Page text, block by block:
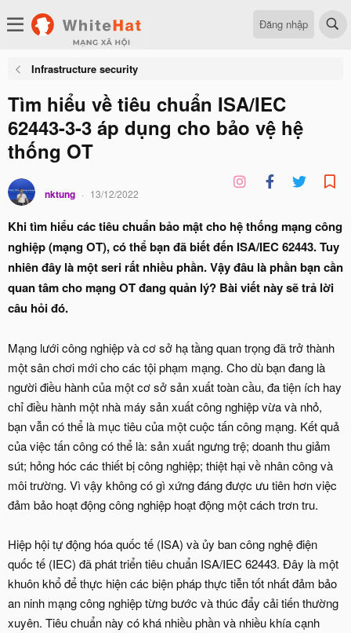
Đăng nhập
Infrastructure security
Tìm hiểu về tiêu chuẩn ISA/IEC
62443-3-3 áp dụng cho bảo vệ hệ
thống OT
nktung 13/12/2022
Khi tìm hiểu các tiêu chuẩn bảo mật cho hệ thống mạng công
nghiệp (mạng OT), có thể bạn đã biết đến ISA/IEC 62443. Tuy
nhiên đây là một seri rất nhiều phần. Vậy đâu là phần bạn cần
quan tâm cho mạng OT đang quản lý? Bài viết này sẽ trả lời
câu hỏi đó.
Mạng lưới công nghiệp và cơ sở hạ tầng quan trọng đã trở thành
một sân chơi mới cho các tội phạm mạng. Cho dù bạn đang là
người điều hành của một cơ sở sản xuất toàn cầu, đa tiện ích hay
chỉ điều hành một nhà máy sản xuất công nghiệp vừa và nhỏ,
bạn vẫn có thể là mục tiêu của một cuộc tấn công mạng. Kết quả
của việc tấn công có thể là: sản xuất ngưng trệ; doanh thu giảm
sút; hỏng hóc các thiết bị công nghiệp; thiệt hại về nhân công và
môi trường. Vì vậy không có gì xứng đáng được ưu tiên hơn việc
đảm bảo hoạt động công nghiệp hoạt động một cách trơn tru.
Hiệp hội tự động hóa quốc tế (ISA) và ủy ban công nghệ điện
quốc tế (IEC) đã phát triển tiêu chuẩn ISA/IEC 62443. Đây là một
khuôn khổ để thực hiện các biện pháp thực tiễn tốt nhất đảm bảo
an ninh mạng công nghiệp từng bước và thúc đẩy cải tiến thường
xuyên. Tiêu chuẩn này có khá nhiều phần và nhiều khía cạnh